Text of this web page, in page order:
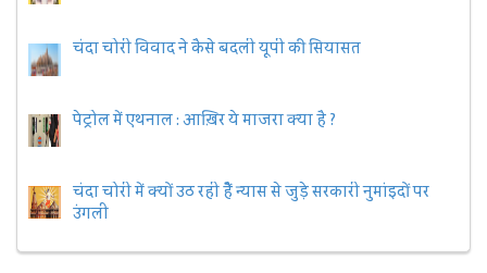
चंदा चोरी विवाद ने कैसे बदली यूपी की सियासत
पेट्रोल में एथनाल : आख़िर ये माजरा क्या है ?
चंदा चोरी में क्यों उठ रही हैैं न्यास से जुड़े सरकारी नुमांइदों पर
उंगली